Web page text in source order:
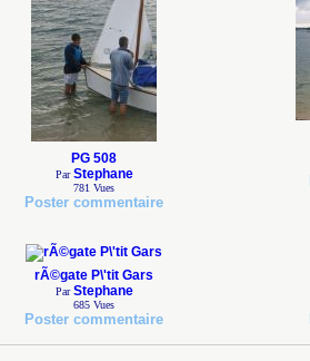
PG 508
ParStephane
781 Vues
Poster commentaire
rÃ©gate P\'tit Gars
ParStephane
685 Vues
Poster commentaire